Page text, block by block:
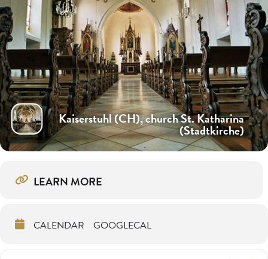
Kaiserstuhl (CH), church St. Katharina
(Stadtkirche)
LEARN MORE
CALENDAR GOOGLECAL